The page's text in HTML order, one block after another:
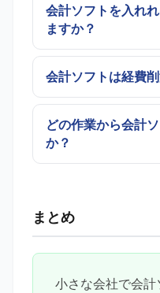
会計ソフトを入れ
ますか？
会計ソフトは経費
どの作業から会計
か？
まとめ
小さな会社で会